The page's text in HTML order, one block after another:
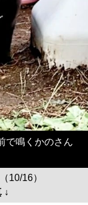
で鳴くかのさん
10/16）
↓